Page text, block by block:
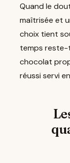
Quand le
maîtrisée et
choix tient
temps reste-
chocolat
réussi servi